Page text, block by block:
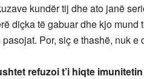
kundër tij dhe ato janë
diçka të gabuar dhe kjo
Por, siç e thashë, nuk e
refuzoi t’i hiqte